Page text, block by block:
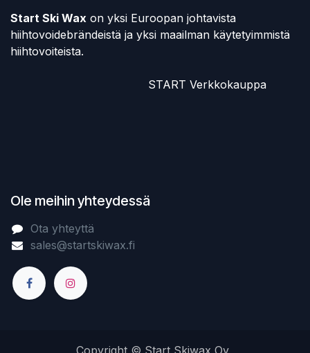
Start Ski Wax on yksi Euroopan johtavista
hiihtovoidebrändeistä ja yksi maailman käytetyimmistä
hiihtovoiteista.
​START Verkkokauppa
Ole meihin yhteydessä
Ota yhteyttä
sales@startskiwax.fi